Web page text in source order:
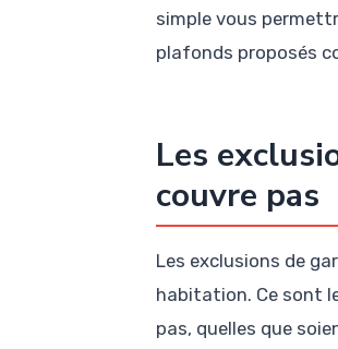
simple vous
plafonds proposés
Les
couvre pas
Les exclusions de
habitation. Ce sont
pas, quelles que